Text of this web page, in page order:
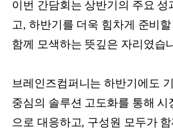
이번 간담회는 상반기의 주요 성
고, 하반기를 더욱 힘차게 준비
함께 모색하는 뜻깊은 자리였습
브레인즈컴퍼니는 하반기에도
중심의 솔루션 고도화를 통해 시
으로 대응하고, 구성원 모두가